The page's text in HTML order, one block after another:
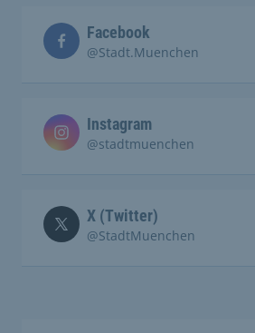
Facebook
@Stadt.Muenchen
Instagram
@stadtmuenchen
X (Twitter)
@StadtMuenchen